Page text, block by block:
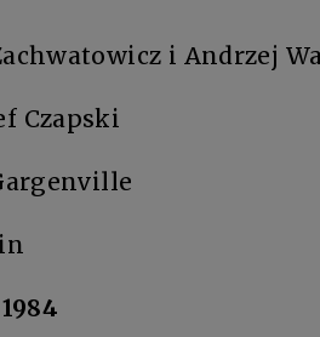
i Andrzej
Czapski